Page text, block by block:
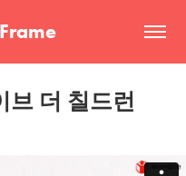
브 더 칠드런